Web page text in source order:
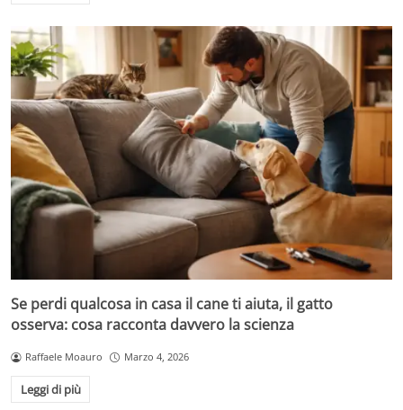
Se perdi qualcosa in casa il cane ti aiuta, il gatto
osserva: cosa racconta davvero la scienza
Raffaele Moauro Marzo 4, 2026
Leggi di più